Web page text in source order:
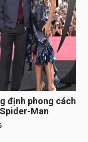
định phong cách
Man